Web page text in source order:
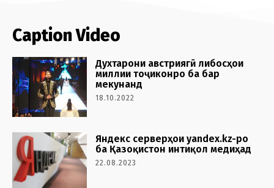
Caption Video
Духтарони австриягӣ либосҳои
миллии тоҷиконро ба бар
мекунанд
18.10.2022
Яндекс серверҳои yandex.kz-ро
ба Қазоқистон интиқол медиҳад
22.08.2023